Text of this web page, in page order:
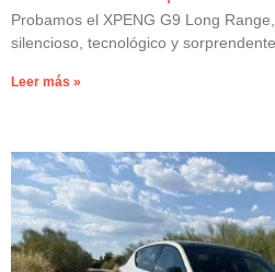
Probamos el XPENG G9 Long
silencioso, tecnológico y
Leer más »